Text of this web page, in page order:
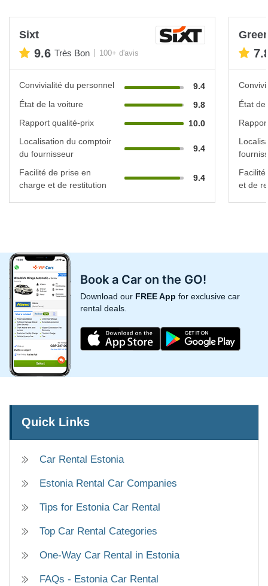
Sixt
9.6 Très Bon 100+ d'avis
Convivialité du personnel
9.4
État de la voiture
9.8
Rapport qualité-prix
10.0
Localisation du comptoir
du fournisseur
9.4
Facilité de prise en
charge et de restitution
9.4
État
et de
Book a Car on the GO!
Download our FREE App for exclusive car
rental deals.
Quick Links
Car Rental Estonia
Estonia Rental Car Companies
Tips for Estonia Car Rental
Top Car Rental Categories
One-Way Car Rental in Estonia
FAQs - Estonia Car Rental